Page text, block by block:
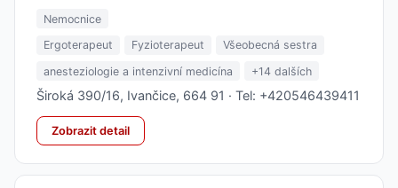
Nemocnice
Ergoterapeut
Fyzioterapeut
Všeobecná sestra
anesteziologie a intenzivní medicína
+14 dalších
Široká 390/16, Ivančice, 664 91 · Tel: +420546439411
Zobrazit detail